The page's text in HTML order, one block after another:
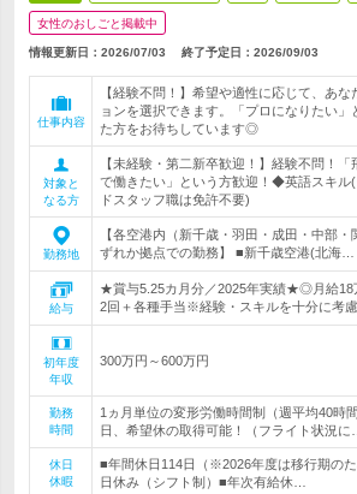
女性のおしごと掲載中
情報更新日：2026/07/03 終了予定日： 2026/09/03
仕事内容
【経験不問！】希望や適性に応じて、あ
ョンを選択できます。「プロになりたい」
た方をお待ちしています◎
対象と
なる方
【未経験・第二新卒歓迎！】経験不問！
で働きたい」という方歓迎！◆英語スキ
ドスタッフ職は免許不要)
勤務地
【各空港内（新千歳・羽田・成田・中部
ずれか拠点での勤務】 ■新千歳空港(北海…
給与
★賞与5.25カ月分／2025年実績★◎月給18
2回＋各種手当※経験・スキルを十分に考
初年度
年収
300万円～600万円
勤務
時間
1ヵ月単位の変形労働時間制（週平均40時
日、希望休の取得可能！（フライト状況に…
休日
休暇
■年間休日114日（※2026年度は移行期の
日休み（シフト制）■年次有給休…